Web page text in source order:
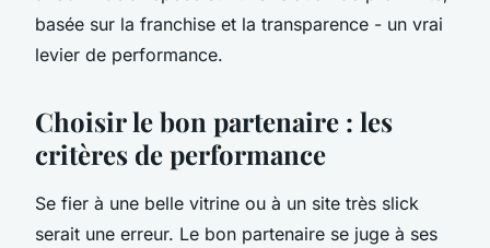
basée sur la franchise et la transparence - un vrai
levier de performance.
Choisir le bon partenaire : les
critères de performance
Se fier à une belle vitrine ou à un site très slick
serait une erreur. Le bon partenaire se juge à ses